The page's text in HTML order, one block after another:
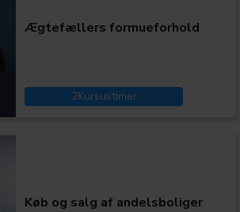
Ægtefællers formueforhold
2Kursustimer
Køb og salg af andelsboliger